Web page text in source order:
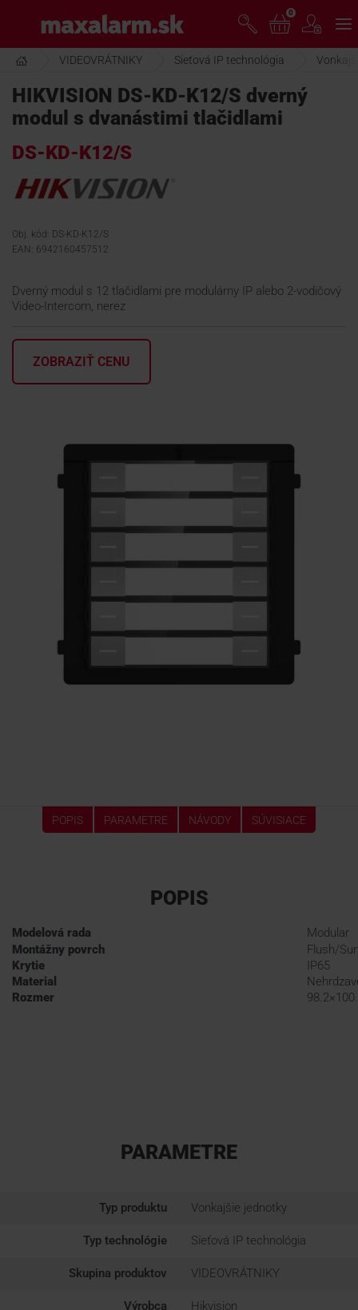
hlavnému
obsahu
www.maxalarm.sk
AKCIA MESIACA
PRODUKTY
SPOLOČNOSŤ
ŠKOLENIE
PODPORA
0
VIDEOVRÁTNIKY Sieťová IP technológia
HIKVISION DS-KD-K12/S dverný
modul s dvanástimi tlačidlami
DS-KD-K12/S
Obj. kód: DS-KD-K12/S
EAN: 6942160457512
Dverný modul s 12 tlačidlami pre modulárny IP alebo 2-vodičový
Video-Intercom, nerez
ZOBRAZIŤ CENU
POPIS PARAMETRE NÁVODY SÚVISIACE
POPIS
Modelová rada
Modular
Montážny povrch
Flush/
Krytie
IP65
Material
Rozmer
PARAMETRE
Typ produktu Vonkajšie jednotky
Typ technológie Sieťová IP technológia
Skupina produktov VIDEOVRÁTNIKY
Výrobca Hikvision